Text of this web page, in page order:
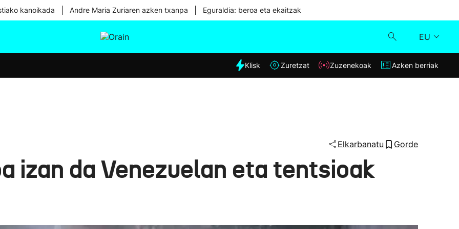
kanoikada Andre Maria Zuriaren azken txanpa Eguraldia: beroa eta ekaitzak
EU
Eguraldia
Klisk
Klisk Zuretzat Zuzenekoak Azken berriak
Elkarbanatu Gorde
izan da Venezuelan eta tentsioak